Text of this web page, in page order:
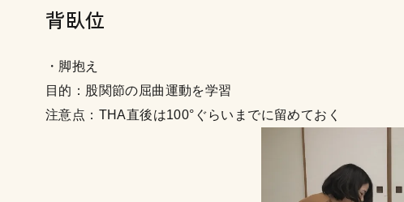
背臥位
・脚抱え
目的：股関節の屈曲運動を学習
注意点：THA直後は100°ぐらいまでに留めておく